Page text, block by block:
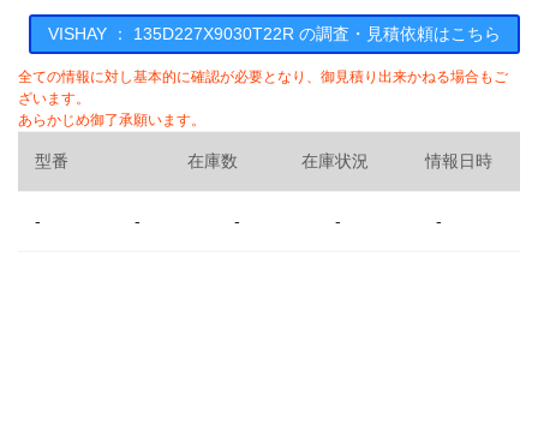
VISHAY ： 135D227X9030T22R の調査・見積依頼はこちら
全ての情報に対し基本的に確認が必要となり、御見積り出来かねる場合もご
ざいます。
あらかじめ御了承願います。
型番 在庫数 在庫状況 情報日時
- - - - -